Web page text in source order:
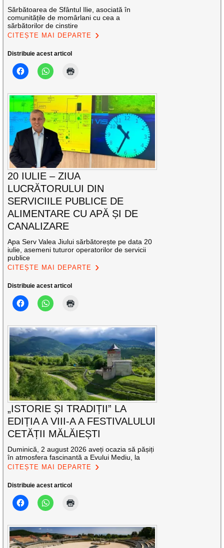
Sărbătoarea de Sfântul Ilie, asociată în
comunitățile de momârlani cu cea a
sărbătorilor de cinstire
CITEȘTE MAI DEPARTE
Distribuie acest articol
20 IULIE – ZIUA
LUCRĂTORULUI DIN
SERVICIILE PUBLICE DE
ALIMENTARE CU APĂ ȘI DE
CANALIZARE
Apa Serv Valea Jiului sărbătorește pe data 20
iulie, asemeni tuturor operatorilor de servicii
publice
CITEȘTE MAI DEPARTE
Distribuie acest articol
„ISTORIE ȘI TRADIȚII” LA
EDIȚIA A VIII-A A FESTIVALULUI
CETĂȚII MĂLĂIEȘTI
Duminică, 2 august 2026 aveți ocazia să pășiți
în atmosfera fascinantă a Evului Mediu, la
CITEȘTE MAI DEPARTE
Distribuie acest articol